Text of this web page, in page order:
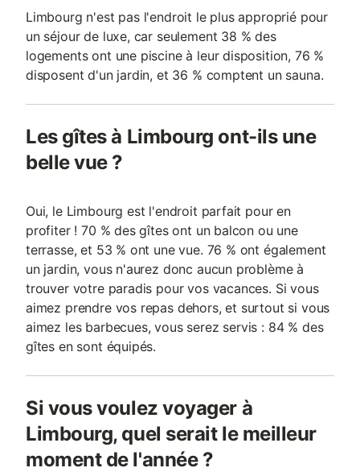
Limbourg n'est pas l'endroit le plus approprié pour
un séjour de luxe, car seulement 38 % des
logements ont une piscine à leur disposition, 76 %
disposent d'un jardin, et 36 % comptent un sauna.
Les gîtes à Limbourg ont-ils une
belle vue ?
Oui, le Limbourg est l'endroit parfait pour en
profiter ! 70 % des gîtes ont un balcon ou une
terrasse, et 53 % ont une vue. 76 % ont également
un jardin, vous n'aurez donc aucun problème à
trouver votre paradis pour vos vacances. Si vous
aimez prendre vos repas dehors, et surtout si vous
aimez les barbecues, vous serez servis : 84 % des
gîtes en sont équipés.
Si vous voulez voyager à
Limbourg, quel serait le meilleur
moment de l'année ?